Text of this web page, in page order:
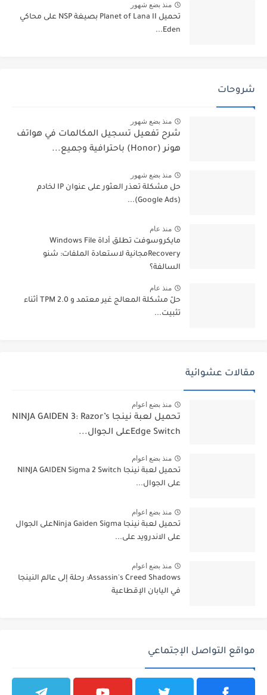
منذ بضع شهور
تحميل Planet of Lana II بصيغة NSP على محاكي
Eden...
شروحات
منذ بضع شهور
شرح تفعيل تسجيل المكالمات في هواتف
هونر (Honor) باحترافية وجميع...
منذ بضع شهور
حل مشكلة تعذر العثور على عنوان IP لخادم
(Google Ads)...
منذ عام
مايكروسوفت تطلق أداة Windows File
Recoveryمجانية لاستعادة الملفات: شنو
السالفة؟
منذ عام
حلّ مشكلة المعالج غير معتمد و TPM 2.0 أثناء
تثبيت...
مقالات عشوائية
منذ بضع اعوام
تحميل لعبة نينجا NINJA GAIDEN 3: Razor’s
Edge Switchعلى الجوال...
منذ بضع اعوام
تحميل لعبة نينجا NINJA GAIDEN Sigma 2 Switch
على الجوال...
منذ بضع اعوام
تحميل لعبة نينجا Ninja Gaiden Sigmaعلى الجوال
على الاندرويد على...
منذ بضع اعوام
Assassin's Creed Shadows: رحلة إلى عالم النينجا
في اليابان الإقطاعية
مواقع التواصل الإجتماعي